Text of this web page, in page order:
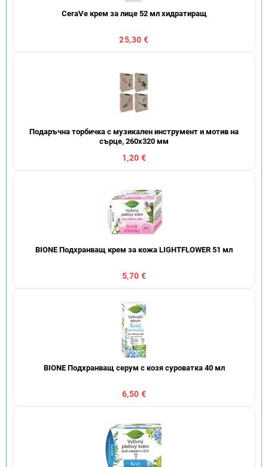
CeraVe крем за лице 52 мл хидратиращ
25,30 €
Подаръчна торбичка с музикален инструмент и мотив на
сърце, 260x320 мм
1,20 €
BIONE Подхранващ крем за кожа LIGHTFLOWER 51 мл
5,70 €
BIONE Подхранващ серум с козя суроватка 40 мл
6,50 €